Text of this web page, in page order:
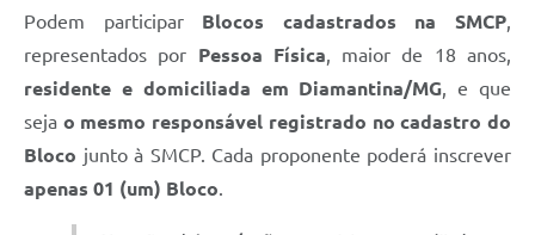
Podem participar Blocos cadastrados na SMCP
representados por Pessoa Física , maior de 18 anos,
residente e domiciliada em Diamantina/MG , e que
seja o mesmo responsável registrado no cadastro do
Bloco junto à SMCP. Cada proponente poderá inscrever
apenas 01 (um) Bloco